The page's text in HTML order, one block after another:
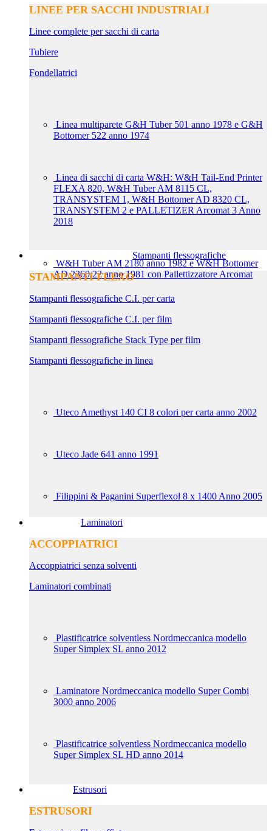
LINEE PER SACCHI INDUSTRIALI
Linee complete per sacchi di carta
Tubiere
Fondellatrici
Linea multiparete G&H Tuber 501 anno 1978 e G&H
Bottomer 522 anno 1974
Linea di sacchi di carta W&H: W&H Tail-End Printer
FLEXA 820, W&H Tuber AM 8115 CL,
TRANSYSTEM 1, W&H Bottomer AD 8320 CL,
TRANSYSTEM 2 e PALLETIZER Arcomat 3 Anno
2018
W&H Tuber AM 2180 anno 1982 e W&H Bottomer
AD 2360/22 anno 1981 con Pallettizzatore Arcomat
Stampanti flessografiche
STAMPANTI FLEXO
Stampanti flessografiche C.I. per carta
Stampanti flessografiche C.I. per film
Stampanti flessografiche Stack Type per film
Stampanti flessografiche in linea
Uteco Amethyst 140 CI 8 colori per carta anno 2002
Uteco Jade 641 anno 1991
Filippini & Paganini Superflexol 8 x 1400 Anno 2005
Laminatori
ACCOPPIATRICI
Accoppiatrici senza solventi
Laminatori combinati
Plastificatrice solventless Nordmeccanica modello
Super Simplex SL anno 2012
Laminatore Nordmeccanica modello Super Combi
3000 anno 2006
Plastificatrice solventless Nordmeccanica modello
Super Simplex SL HD anno 2014
Estrusori
ESTRUSORI